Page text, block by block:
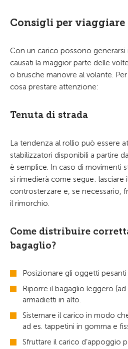
Consigli per viaggiare
Con un carico possono
causati la maggior parte delle
o brusche manovre al volante.
cosa prestare attenzione:
Tenuta di strada
La tendenza al rollio può essere
stabilizzatori disponibili a partire
è semplice. In caso di movimenti
si rimedierà come segue: lasciare
controsterzare e, se necessario,
il rimorchio.
Come distribuire
bagaglio?
Posizionare gli oggetti pesanti
Riporre il bagaglio leggero (ad
armadietti in alto.
Sistemare il carico in modo
ad es. tappetini in gomma e
Sfruttare il carico d’appoggio